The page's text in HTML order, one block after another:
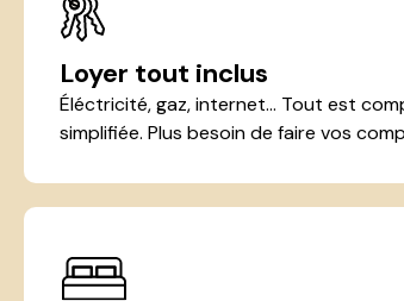
Loyer tout inclus
Éléctricité, gaz, internet... Tout est
simplifiée. Plus besoin de faire vos